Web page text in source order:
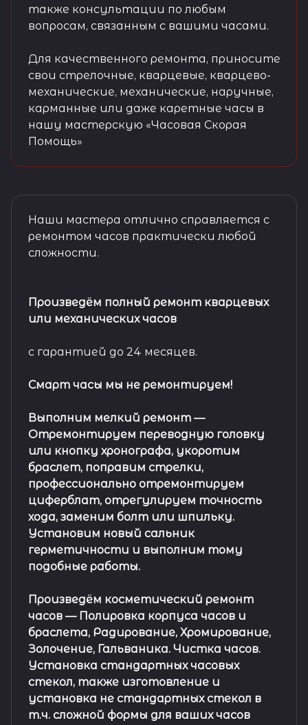
также консультации по любым
вопросам, связанным с вашими часами.
Для качественного ремонта, приносите
свои стрелочные, кварцевые, кварцево-
механические, механические, наручные,
карманные или даже каретные часы в
нашу мастерскую «Часовая Скорая
Помощь»
Наши мастера отлично справляется с
ремонтом часов практически любой
сложности.
Произведём полный ремонт кварцевых
или механических часов
с гарантией до 24 месяцев.
Смарт часы мы не ремонтируем!
Выполним мелкий ремонт —
Отремонтируем переводную головку
или кнопку хронографа, укоротим
браслет, поправим стрелки,
профессионально отремонтируем
циферблат, отрегулируем точность
хода, заменим болт или шпильку.
Установим новый сальник
герметичности и выполним тому
подобные работы.
Произведём косметический ремонт
часов — Полировка корпуса часов и
браслета, Радирование, Хромирование,
Золочение, Гальваника. Чистка часов.
Установка стандартных часовых
стекол, также изготовление и
установка не стандартных стекол в
т.ч. сложной формы для ваших часов